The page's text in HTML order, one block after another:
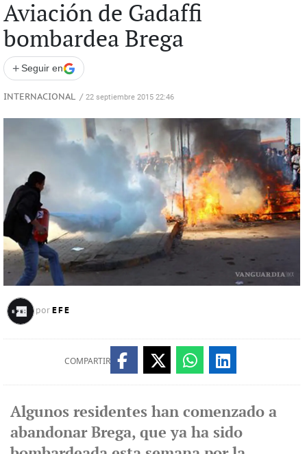
Aviación de Gadaffi
bombardea Brega
+ Seguir en
INTERNACIONAL / 22 septiembre 2015 22:46
por EFE
COMPARTIR
Algunos residentes han comenzado a
abandonar Brega, que ya ha sido